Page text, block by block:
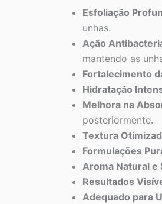
Esfoliação
unhas.
Ação
mantendo as
Fortalecimento
Hidratação
Melhora na
posteriormente.
Textura
Formulações
Aroma Natural e
Resultados
Adequado para